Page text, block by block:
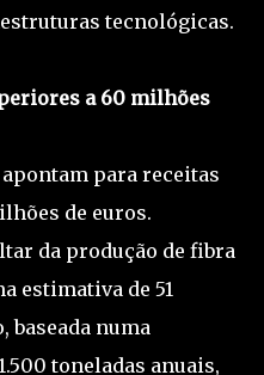
tecnológicas.
a 60 milhões
para receitas
de euros.
da produção de fibra
estimativa de 51
baseada numa
toneladas anuais,